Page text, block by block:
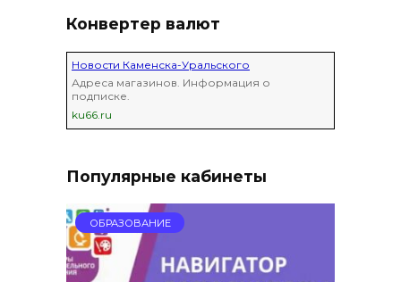
Конвертер валют
Новости Каменска-Уральского
Адреса магазинов. Информация о
подписке.
ku66.ru
Популярные кабинеты
ОБРАЗОВАНИЕ